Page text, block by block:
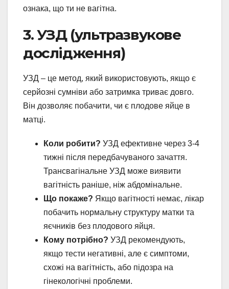
ознака, що ти не вагітна.
3. УЗД (ультразвукове
дослідження)
УЗД – це метод, який використовують, якщо є
серйозні сумніви або затримка триває довго.
Він дозволяє побачити, чи є плодове яйце в
матці.
Коли робити? УЗД ефективне через 3-4
тижні після передбачуваного зачаття.
Трансвагінальне УЗД може виявити
вагітність раніше, ніж абдомінальне.
Що покаже? Якщо вагітності немає, лікар
побачить нормальну структуру матки та
яєчників без плодового яйця.
Кому потрібно? УЗД рекомендують,
якщо тести негативні, але є симптоми,
схожі на вагітність, або підозра на
гінекологічні проблеми.